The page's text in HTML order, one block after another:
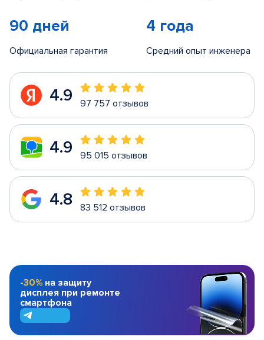
90 дней
Официальная гарантия
4 года
Средний опыт инженера
4.9 97 757 отзывов
4.9 95 015 отзывов
4.8 83 512 отзывов
-30% на защиту
дисплея при ремонте
смартфона